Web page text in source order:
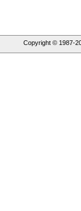
Copyright © 1987-